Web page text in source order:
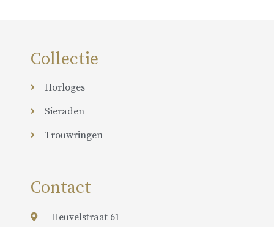
Collectie
Horloges
Sieraden
Trouwringen
Contact
Heuvelstraat 61